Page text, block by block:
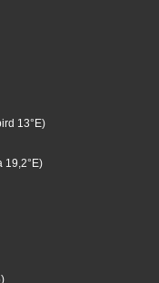
13°E)
19,2°E)